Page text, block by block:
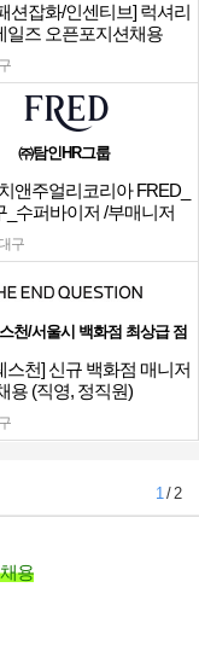
션잡화/인센티브] 럭셔리
일즈 오픈포지션채용
㈜탐인HR그룹
앤주얼리코리아 FRED_
_수퍼바이저 /부매니저
구
천/서울시 백화점 최상급 점
스천] 신규 백화점 매니저
용 (직영, 정직원)
1/ 2
용